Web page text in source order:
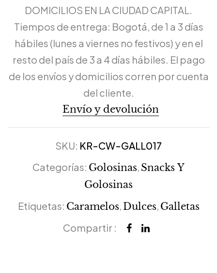
DOMICILIOS EN LA CIUDAD CAPITAL.
Tiempos de entrega: Bogotá, de 1 a 3 días
hábiles (lunes a viernes no festivos) y en el
resto del país de 3 a 4 días hábiles. El pago
de los envíos y domicilios corren por cuenta
del cliente.
Envío y devolución
SKU: KR-CW-GALL017
Categorías: Golosinas Snacks Y
Golosinas
Etiquetas: Caramelos Dulces Galletas
Compartir :